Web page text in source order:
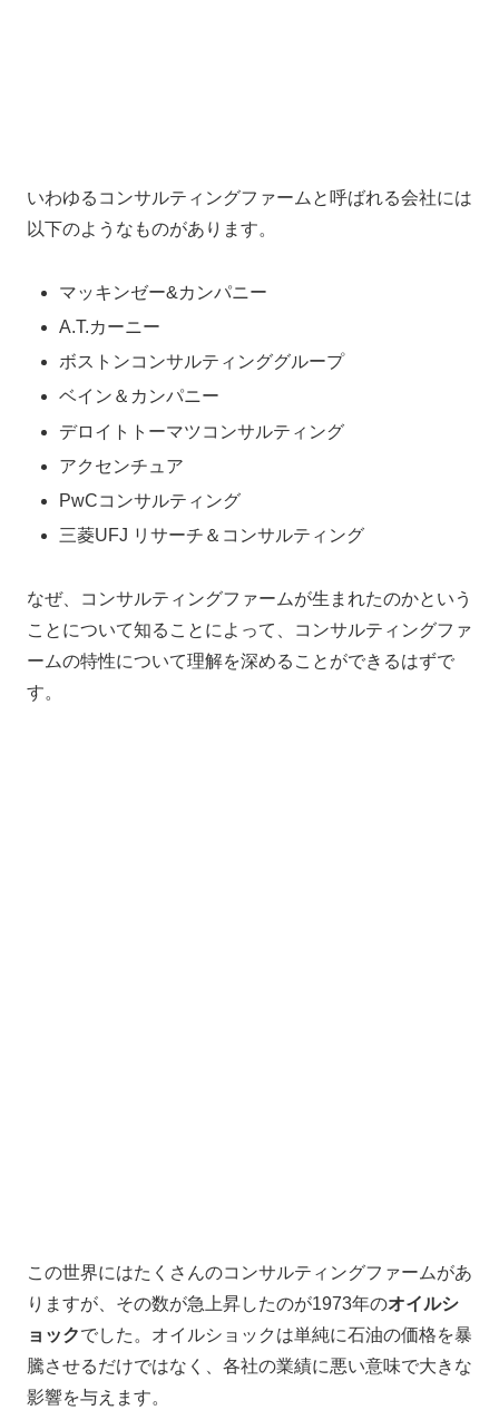
いわゆるコンサルティングファームと呼ばれる会社には
以下のようなものがあります。
マッキンゼー&カンパニー
A.T.カーニー
ボストンコンサルティンググループ
ベイン＆カンパニー
デロイトトーマツコンサルティング
アクセンチュア
PwCコンサルティング
三菱UFJ リサーチ＆コンサルティング
なぜ、コンサルティングファームが生まれたのかという
ことについて知ることによって、コンサルティングファ
ームの特性について理解を深めることができるはずで
す。
この世界にはたくさんのコンサルティングファームがあ
りますが、その数が急上昇したのが1973年のオイルシ
ョックでした。オイルショックは単純に石油の価格を暴
騰させるだけではなく、各社の業績に悪い意味で大きな
影響を与えます。